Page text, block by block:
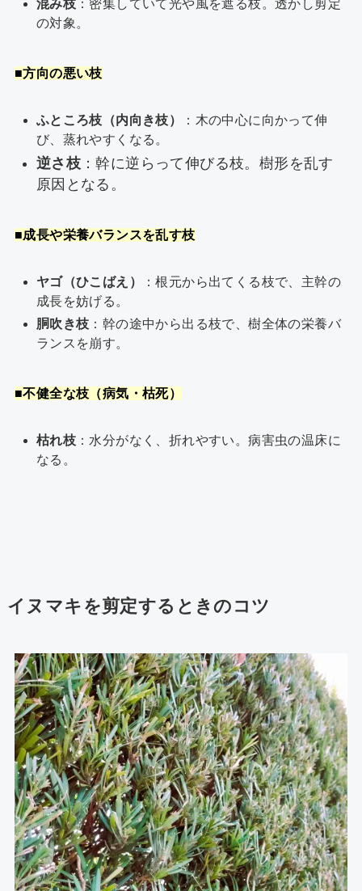
混み枝 ：密集していて光や風を遮る枝。透かし剪定
の対象。
■方向の悪い枝
ふところ枝（内向き枝）
：木の中心に向かって伸
び、蒸れやすくなる。
逆さ枝 ：幹に逆らって伸びる枝。樹形を乱す
原因となる。
■成長や栄養バランスを乱す枝
ヤゴ（ひこばえ）
：根元から出てくる枝で、主幹の
成長を妨げる。
胴吹き枝 ：幹の途中から出る枝で、樹全体の栄養バ
ランスを崩す。
■不健全な枝（病気・枯死）
枯れ枝 ：水分がなく、折れやすい。病害虫の温床に
なる。
イヌマキを剪定するときのコツ